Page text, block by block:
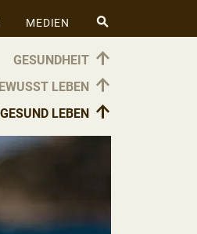
MEDIEN ⚲
GESUNDHEIT ↑
LEBEN ↑
GESUND LEBEN ↑